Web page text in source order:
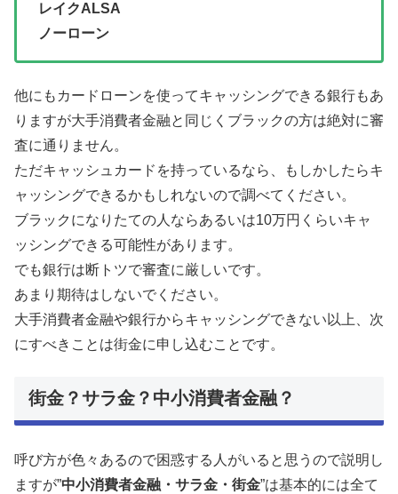
レイクALSA
ノーローン
他にもカードローンを使ってキャッシングできる銀行もあ
りますが大手消費者金融と同じくブラックの方は絶対に審
査に通りません。
ただキャッシュカードを持っているなら、もしかしたらキ
ャッシングできるかもしれないので調べてください。
ブラックになりたての人ならあるいは10万円くらいキャ
ッシングできる可能性があります。
でも銀行は断トツで審査に厳しいです。
あまり期待はしないでください。
大手消費者金融や銀行からキャッシングできない以上、次
にすべきことは街金に申し込むことです。
街金？サラ金？中小消費者金融？
呼び方が色々あるので困惑する人がいると思うので説明し
ますが”中小消費者金融・サラ金・街金”は基本的には全て